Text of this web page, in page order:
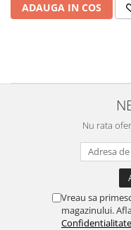
ADAUGA IN COS
Nu rata
Vreau sa
magazinului.
Confidentialitate